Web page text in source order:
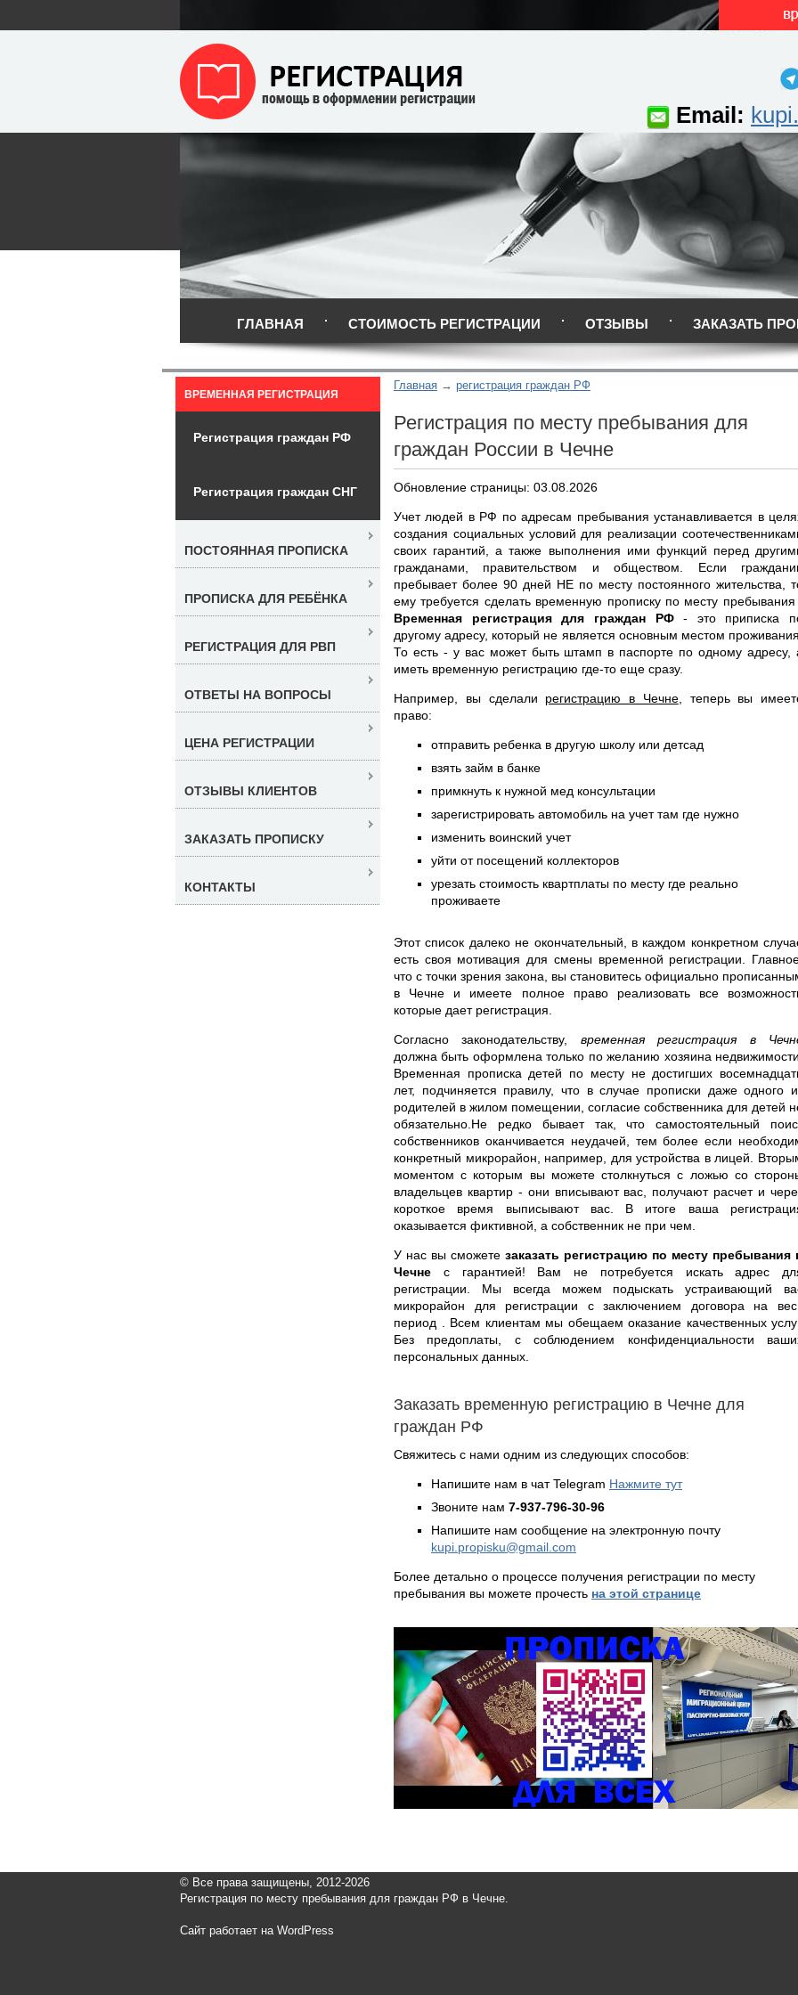
Email:
ГЛАВНАЯ СТОИМОСТЬ РЕГИСТРАЦИИ ОТЗЫВЫ ЗАКАЗАТЬ
Главная регистрация граждан РФ
Регистрация по месту пребывания для
граждан России в Чечне
Обновление страницы: 03.08.2026
Учет людей в РФ по адресам пребывания устанавливается в
создания социальных условий для реализации
своих гарантий, а также выполнения ими функций перед
гражданами, правительством и обществом. Если
пребывает более 90 дней НЕ по месту постоянного жительства,
ему требуется сделать временную прописку по месту пребывания .
Временная регистрация для граждан РФ- это приписка
другому адресу, который не является основным местом проживания.
То есть - у вас может быть штамп в паспорте по одному адресу,
иметь временную регистрацию где-то еще сразу.
Например, вы сделали регистрацию в Чечне, теперь вы
право:
отправить ребенка в другую школу или детсад
взять займ в банке
примкнуть к нужной мед консультации
зарегистрировать автомобиль на учет там где нужно
изменить воинский учет
уйти от посещений коллекторов
урезать стоимость квартплаты по месту где реально
проживаете
Этот список далеко не окончательный, в каждом конкретном
есть своя мотивация для смены временной регистрации.
что с точки зрения закона, вы становитесь официально
в Чечне и имеете полное право реализовать все
которые дает регистрация.
Согласно законодательству, временная регистрация в
должна быть оформлена только по желанию хозяина недвижимости.
Временная прописка детей по месту не достигших
лет, подчиняется правилу, что в случае прописки даже одного
родителей в жилом помещении, согласие собственника для детей
обязательно.Не редко бывает так, что самостоятельный
собственников оканчивается неудачей, тем более если
конкретный микрорайон, например, для устройства в лицей.
моментом с которым вы можете столкнуться с ложью со
владельцев квартир - они вписывают вас, получают расчет и
короткое время выписывают вас. В итоге ваша
оказывается фиктивной, а собственник не при чем.
У нас вы сможете заказать регистрацию по месту пребывания
Чечне с гарантией! Вам не потребуется искать адрес
регистрации. Мы всегда можем подыскать устраивающий
микрорайон для регистрации с заключением договора на
период . Всем клиентам мы обещаем оказание качественных
Без предоплаты, с соблюдением конфиденциальности
персональных данных.
Заказать временную регистрацию в Чечне для
граждан РФ
Свяжитесь с нами одним из следующих способов:
Напишите нам в чат Telegram Нажмите тут
Звоните нам 7-937-796-30-96
Напишите нам сообщение на электронную почту
kupi.propisku@gmail.com
Более детально о процессе получения регистрации по месту
пребывания вы можете прочесть на этой странице
ВРЕМЕННАЯ РЕГИСТРАЦИЯ
Регистрация граждан РФ
Регистрация граждан СНГ
ПОСТОЯННАЯ ПРОПИСКА
ПРОПИСКА ДЛЯ РЕБЁНКА
РЕГИСТРАЦИЯ ДЛЯ РВП
ОТВЕТЫ НА ВОПРОСЫ
ЦЕНА РЕГИСТРАЦИИ
ОТЗЫВЫ КЛИЕНТОВ
ЗАКАЗАТЬ ПРОПИСКУ
КОНТАКТЫ
© Все права защищены, 2012-2026
Регистрация по месту пребывания для граждан РФ в Чечне.
Сайт работает на WordPress